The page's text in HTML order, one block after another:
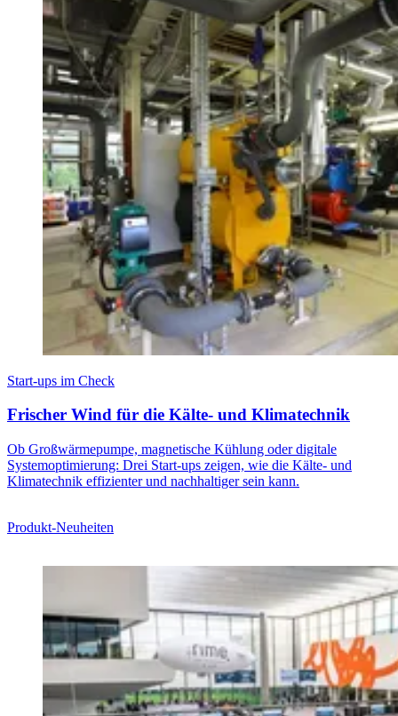
Start-ups im Check
Frischer Wind für die Kälte- und Klimatechnik
Ob Großwärmepumpe, magnetische Kühlung oder digitale
Systemoptimierung: Drei Start-ups zeigen, wie die Kälte- und
Klimatechnik effizienter und nachhaltiger sein kann.
Produkt-Neuheiten